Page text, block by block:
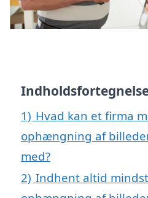
1) Hvad kan et firma
ophængning af
med?
2) Indhent altid